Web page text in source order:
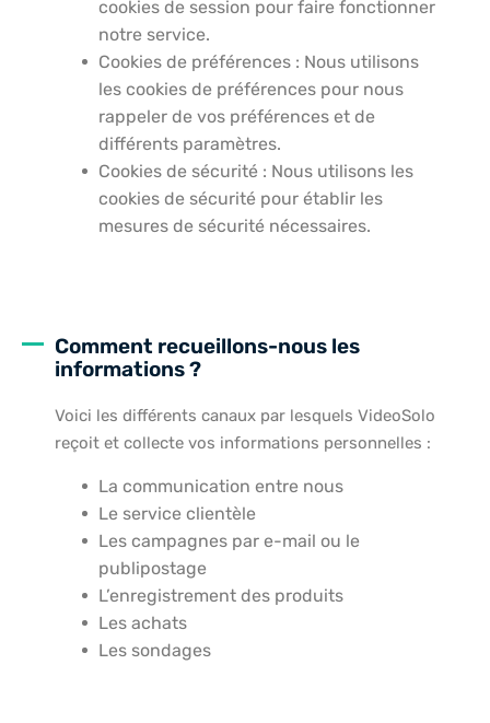
cookies de session pour faire fonctionner
notre service.
Cookies de préférences : Nous utilisons
les cookies de préférences pour nous
rappeler de vos préférences et de
différents paramètres.
Cookies de sécurité : Nous utilisons les
cookies de sécurité pour établir les
mesures de sécurité nécessaires.
Comment recueillons-nous les
informations ?
Voici les différents canaux par lesquels VideoSolo
reçoit et collecte vos informations personnelles :
La communication entre nous
Le service clientèle
Les campagnes par e-mail ou le
publipostage
L’enregistrement des produits
Les achats
Les sondages